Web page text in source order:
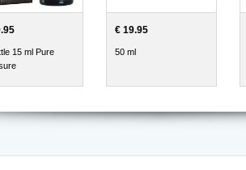
15 ml Pure
€ 19.95
50 ml